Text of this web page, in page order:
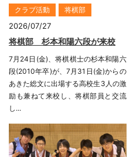
クラブ活動 将棋部
2026/07/27
将棋部 杉本和陽六段が来校
7月24日(金)、将棋棋士の杉本和陽六
段(2010年卒)が、7月31日(金)からの
あきた総文に出場する高校生3人の激
励も兼ねて来校し、将棋部員と交流
し...